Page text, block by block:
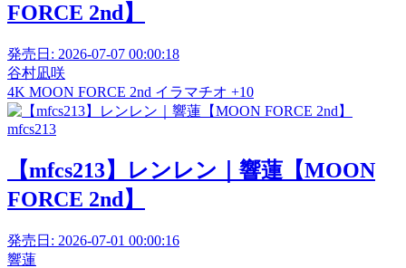
FORCE 2nd】
発売日: 2026-07-07 00:00:18
谷村凪咲
4K MOON FORCE 2nd イラマチオ +10
mfcs213
【mfcs213】レンレン｜響蓮【MOON
FORCE 2nd】
発売日: 2026-07-01 00:00:16
響蓮